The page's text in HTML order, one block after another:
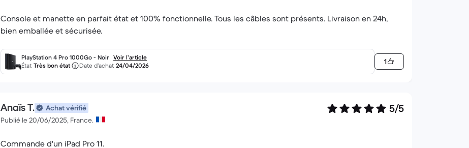
Console et manette en parfait état et 100% fonctionnelle. Tous les câbles sont présents. Livraison en 24h,
bien emballée et sécurisée.
PlayStation 4 Pro 1000Go - Noir Voir l’article
État Très bon état Date d’achat 24/04/2026 1
Anaïs T.
Achat vérifié
Publié le 20/06/2025, France.
5/5
Commande d'un iPad Pro 11.